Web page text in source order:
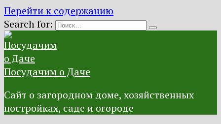
Перейти к содержанию
Search for:
Посудачим о Даче
Сайт о загородном доме, хозяйственных
постройках, саде и огороде